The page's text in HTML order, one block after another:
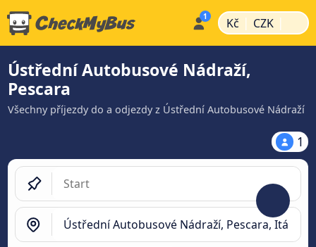
Kč | CZK |
Ústřední Autobusové Nádraží,
Pescara
Všechny příjezdy do a odjezdy z Ústřední Autobusové Nádraží
1